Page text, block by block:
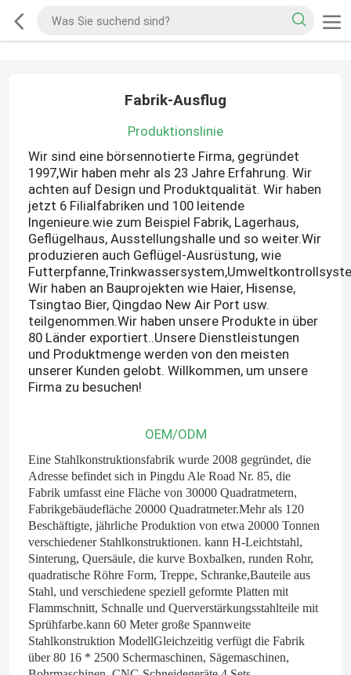
Fabrik-Ausflug
Produktionslinie
Wir sind eine börsennotierte Firma, gegründet
1997,Wir haben mehr als 23 Jahre Erfahrung. Wir
achten auf Design und Produktqualität. Wir haben
jetzt 6 Filialfabriken und 100 leitende
Ingenieure.wie zum Beispiel Fabrik, Lagerhaus,
Geflügelhaus, Ausstellungshalle und so weiter.Wir
produzieren auch Geflügel-Ausrüstung, wie
Futterpfanne,Trinkwassersystem,
Wir haben an Bauprojekten wie Haier, Hisense,
Tsingtao Bier, Qingdao New Air Port usw.
teilgenommen.Wir haben unsere Produkte in über
80 Länder exportiert..Unsere Dienstleistungen
und Produktmenge werden von den meisten
unserer Kunden gelobt. Willkommen, um unsere
Firma zu besuchen!
OEM/ODM
Eine Stahlkonstruktionsfabrik wurde 2008 gegründet, die
Adresse befindet sich in Pingdu Ale Road Nr. 85, die
Fabrik umfasst eine Fläche von 30000 Quadratmetern,
Fabrikgebäudefläche 20000 Quadratmeter.Mehr als 120
Beschäftigte, jährliche Produktion von etwa 20000 Tonnen
verschiedener Stahlkonstruktionen. kann H-Leichtstahl,
Sinterung, Quersäule, die kurve Boxbalken, runden Rohr,
quadratische Röhre Form, Treppe, Schranke,Bauteile aus
Stahl, und verschiedene speziell geformte Platten mit
Flammschnitt, Schnalle und Querverstärkungsstahlteile mit
Sprühfarbe.kann 60 Meter große Spannweite
Stahlkonstruktion ModellGleichzeitig verfügt die Fabrik
über 80 16 * 2500 Schermaschinen, Sägemaschinen,